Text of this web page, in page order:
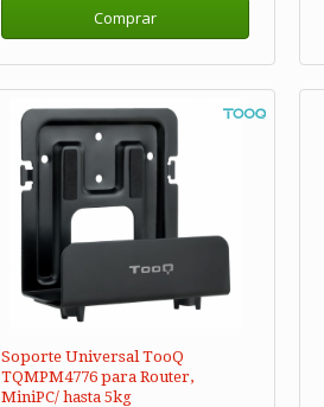
Comprar
Soporte Universal TooQ
TQMPM4776 para Router,
MiniPC/ hasta 5kg